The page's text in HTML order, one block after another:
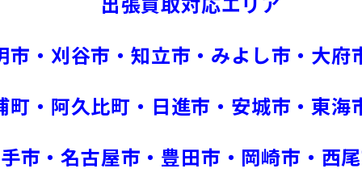
市・刈谷市・知立市・みよし市・大府
町・阿久比町・日進市・安城市・東海
市・名古屋市・豊田市・岡崎市・西